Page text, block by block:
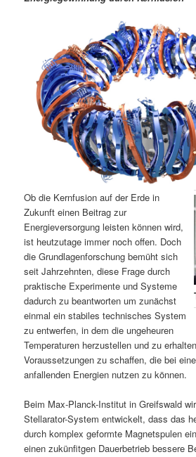
e
h
a
l
t
s
p
i
n
ä
I
n
h
a
l
t
p
r
n
Ob die Kernfusion auf der Erde in
Zukunft einen Beitrag zur
Energieversorgung leisten können wird,
ist heutzutage immer noch offen. Doch
die Grundlagenforschung bemüht sich
seit Jahrzehnten, diese Frage durch
praktische Experimente und Systeme
dadurch zu beantworten um zunächst
einmal ein stabiles technisches System
zu entwerfen, in dem die ungeheuren
Temperaturen herzustellen und zu
Voraussetzungen zu schaffen, die bei
anfallenden Energien nutzen zu können.
Beim Max-Planck-Institut in Greifswald
Stellarator-System entwickelt, dass das
durch komplex geformte Magnetspulen
einen zukünfitgen Dauerbetrieb bessere